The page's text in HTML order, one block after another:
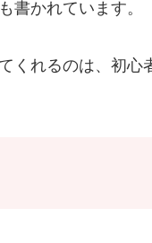
書かれています。
くれるのは、初心